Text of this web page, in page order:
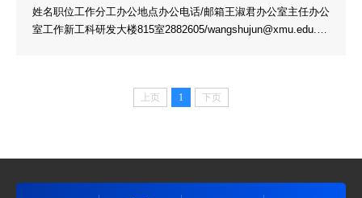
姓名职位工作分工办公地点办公电话/邮箱王淑君办公室主任办公
室工作新工科研发大楼815室2882605/wangshujun@xmu.edu.cn
n贾淑萍财务秘书、资产秘书财务管理、资产管理2882605/ifespji
上页 1 下页